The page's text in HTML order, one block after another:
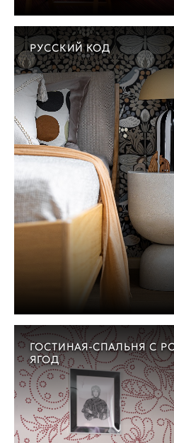
РУССКИЙ КОД
ГОСТИНАЯ-СПАЛЬНЯ С
ЯГОД